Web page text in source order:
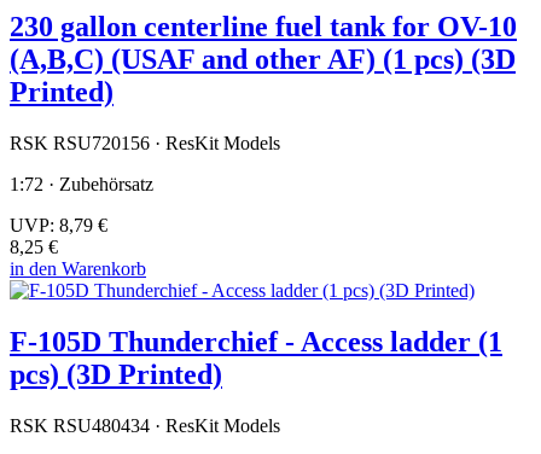
230 gallon centerline fuel tank for OV-10
(A,B,C) (USAF and other AF) (1 pcs) (3D
Printed)
RSK RSU720156 · ResKit Models
1:72 · Zubehörsatz
UVP: 8,79 €
8,25 €
in den Warenkorb
F-105D Thunderchief - Access ladder (1
pcs) (3D Printed)
RSK RSU480434 · ResKit Models